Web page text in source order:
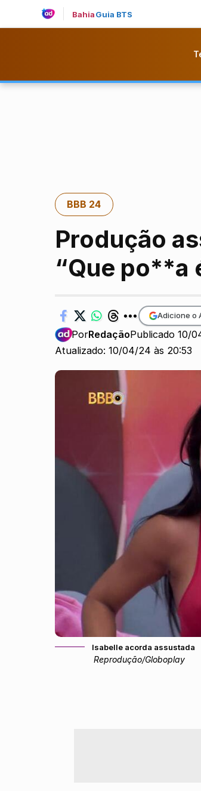
BahiaGuia BTS
BBB 24
Produção
“Que po**a
Atualizado: 10/04/24 às 20:53
PorRedaçãoPublicado 10/
Adicione o
Isabelle acorda assustada
Reprodução/Globoplay